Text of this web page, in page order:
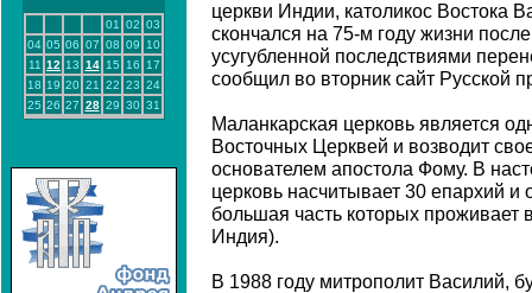
01 02 03
04 05 06 07 08 09
10
11 12 13 14 15 16
17
18 19 20 21 22 23 24
25 26 27 28 29 30 31
церкви Индии, католикос Востока
скончался на 75-м году жизни
усугубленной последствиями
сообщил во вторник сайт Русской
Маланкарская церковь является
Восточных Церквей и возводит
основателем апостола Фому. В
церковь насчитывает 30 епархий
большая часть которых
Индия).
В 1988 году митрополит Василий,